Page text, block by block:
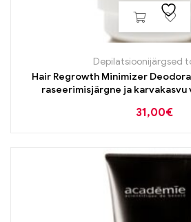
Depilatsioonijärgsed
Hair Regrowth Minimizer
raseerimisjärgne ja karvakasvu
31,00€